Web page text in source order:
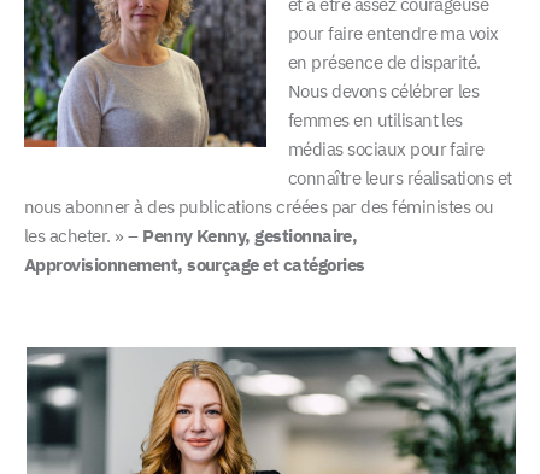
pour faire entendre ma voix
en présence de disparité.
Nous devons célébrer les
femmes en utilisant les
médias sociaux pour faire
connaître leurs réalisations et
nous abonner à des publications créées par des féministes ou
les acheter. » – Penny Kenny, gestionnaire,
Approvisionnement, sourçage et catégories